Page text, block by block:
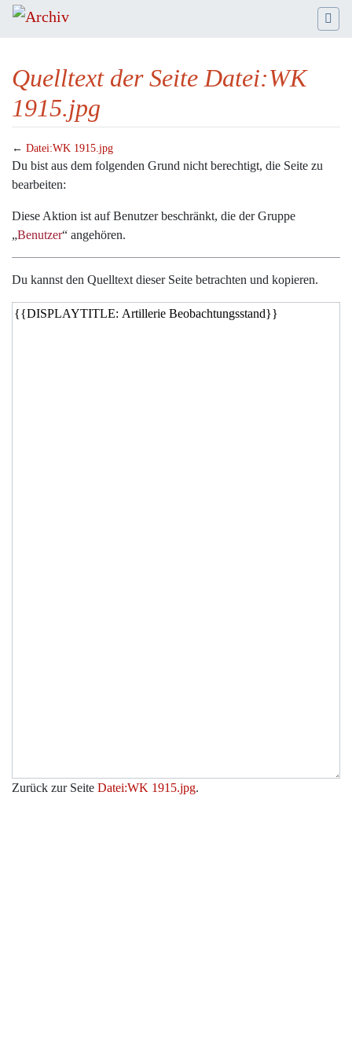
Quelltext der Seite Datei:WK
1915.jpg
← Datei:WK 1915.jpg
Wechseln zu:Navigation,Suche
Du bist aus dem folgenden Grund nicht berechtigt, die Seite zu
bearbeiten:
Diese Aktion ist auf Benutzer beschränkt, die der Gruppe
„Benutzer“ angehören.
Du kannst den Quelltext dieser Seite betrachten und kopieren.
Zurück zur Seite Datei:WK 1915.jpg.